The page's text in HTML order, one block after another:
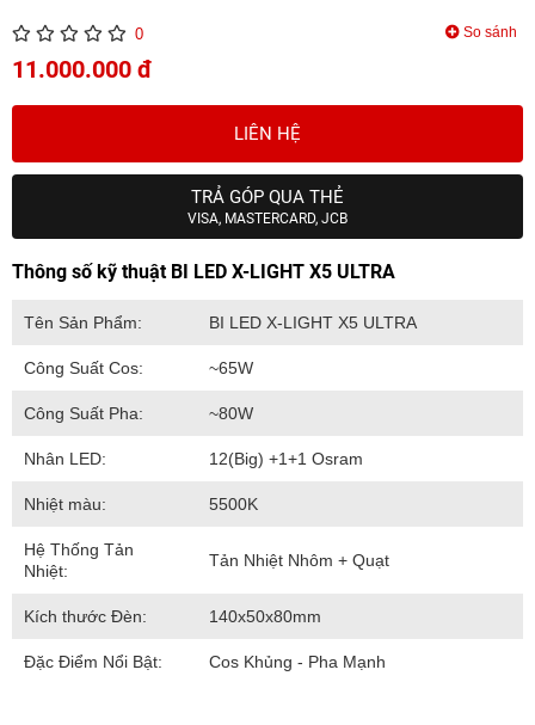
0 So sánh
11.000.000 đ
LIÊN HỆ
TRẢ GÓP QUA THẺ
VISA, MASTERCARD, JCB
Thông số kỹ thuật BI LED X-LIGHT X5 ULTRA
Tên Sản Phẩm: BI LED X-LIGHT X5 ULTRA
Công Suất Cos: ~65W
Công Suất Pha: ~80W
Nhân LED: 12(Big) +1+1 Osram
Nhiệt màu: 5500K
Hệ Thống Tản
Nhiệt:
Tản Nhiệt Nhôm + Quạt
Kích thước Đèn: 140x50x80mm
Đặc Điểm Nổi Bật: Cos Khủng - Pha Mạnh